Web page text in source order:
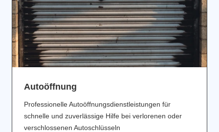
Аutoöffnung
Professionelle Autoöffnungsdienstleistungen für
schnelle und zuverlässige Hilfe bei verlorenen oder
verschlossenen Autoschlüsseln